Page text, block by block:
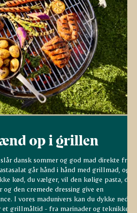
op i grillen
dansk sommer og god mad direkte fra
går hånd i hånd med grillmad, og
kød, du vælger, vil den kølige pasta, de
og den cremede dressing give en
I vores madunivers kan du dykke ned i
et grillmåltid - fra marinader og teknikker